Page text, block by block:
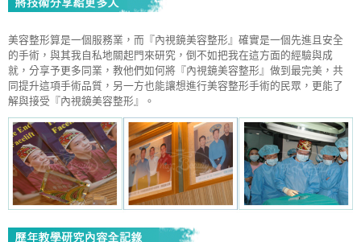
美容整形算是一個服務業，而『內視鏡美容整形』確實是一個先進且安全
的手術，與其我自私地關起門來研究，倒不如把我在這方面的經驗與成
就，分享予更多同業，教他們如何將『內視鏡美容整形』做到最完美，共
同提升這項手術品質，另一方也能讓想進行美容整形手術的民眾，更能了
解與接受『內視鏡美容整形』。